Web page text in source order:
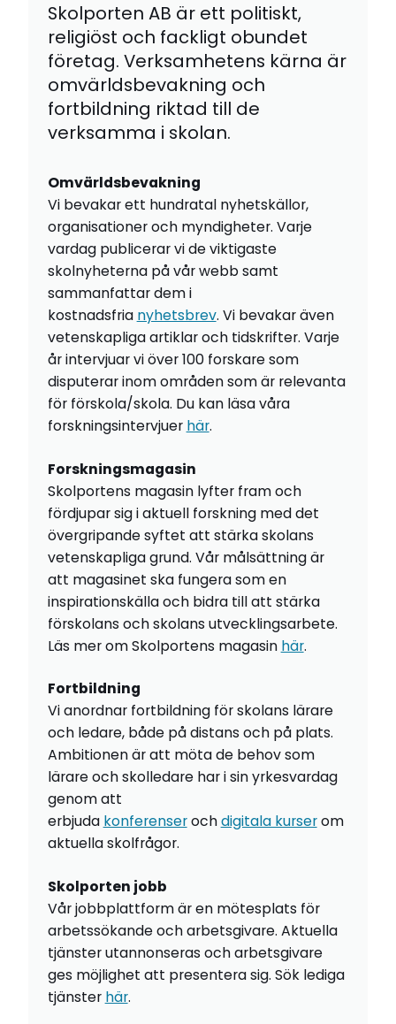
Skolporten AB är ett politiskt,
religiöst och fackligt obundet
företag. Verksamhetens kärna är
omvärldsbevakning och
fortbildning riktad till de
verksamma i skolan.
Omvärldsbevakning
Vi bevakar ett hundratal nyhetskällor,
organisationer och myndigheter. Varje
vardag publicerar vi de viktigaste
skolnyheterna på vår webb samt
sammanfattar dem i
kostnadsfria nyhetsbrev. Vi bevakar även
vetenskapliga artiklar och tidskrifter. Varje
år intervjuar vi över 100 forskare som
disputerar inom områden som är relevanta
för förskola/skola. Du kan läsa våra
forskningsintervjuer här.
Forskningsmagasin
Skolportens magasin lyfter fram och
fördjupar sig i aktuell forskning med det
övergripande syftet att stärka skolans
vetenskapliga grund. Vår målsättning är
att magasinet ska fungera som en
inspirationskälla och bidra till att stärka
förskolans och skolans utvecklingsarbete.
Läs mer om Skolportens magasin här.
Fortbildning
Vi anordnar fortbildning för skolans lärare
och ledare, både på distans och på plats.
Ambitionen är att möta de behov som
lärare och skolledare har i sin yrkesvardag
genom att
erbjuda konferenserochdigitala kurserom
aktuella skolfrågor.
Skolporten jobb
Vår jobbplattform är en mötesplats för
arbetssökande och arbetsgivare. Aktuella
tjänster utannonseras och arbetsgivare
ges möjlighet att presentera sig. Sök lediga
tjänster här.